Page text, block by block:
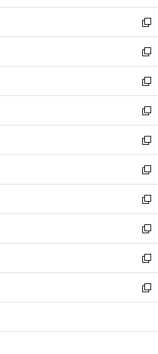
開
く
ウ
で
開
く
ン
ド
ウ
で
開
く
ウ
ィ
ン
ド
ウ
で
開
く
新
し
い
ウ
ィ
ン
ド
ウ
で
開
く
新
し
い
ウ
ィ
ン
ド
ウ
で
開
く
新
し
い
ウ
ィ
ン
ド
ウ
で
開
く
新
し
い
ウ
ィ
ン
ド
ウ
で
開
く
新
し
い
ウ
ィ
ン
ド
ウ
で
開
く
新
し
い
ウ
ィ
ン
ド
ウ
で
開
新
し
い
ウ
ィ
ン
ド
ウ
開
新
し
い
ウ
ィ
ン
ウ
新
し
い
ウ
ン
新
し
ウ